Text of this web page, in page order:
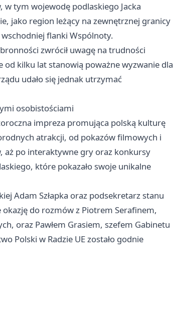
tym wojewodę podlaskiego Jacka
jako region leżący na zewnętrznej granicy
flanki Wspólnoty.
zwrócił uwagę na trudności
kilku lat stanowią poważne wyzwanie dla
udało się jednak utrzymać
osobistościami
impreza promująca polską kulturę
atrakcji, od pokazów filmowych i
aż po interaktywne gry oraz konkursy
które pokazało swoje unikalne
Adam Szłapka oraz podsekretarz stanu
do rozmów z Piotrem Serafinem,
oraz Pawłem Grasiem, szefem Gabinetu
Polski w Radzie UE zostało godnie